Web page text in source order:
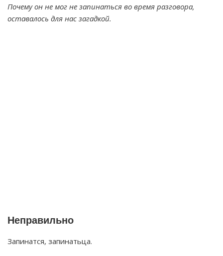
Почему он не мог не запинаться во время разговора,
оставалось для нас загадкой.
Неправильно
Запинатся, запинатьца.